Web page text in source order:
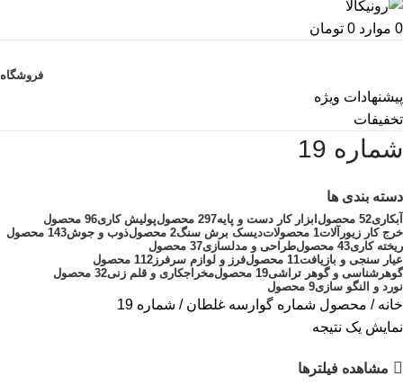
0 موارد 0 تومان
فروشگاه
پیشنهادات ویژه
تخفیفات
شماره 19
دسته بندی ها
آبکاری52 محصول ابزار کار دست و پایه297 محصول پولیش کاری96 محصول
خرج کار زیورآلات1 محصولات دیسک برش سنگ2 محصول ذوب و جوش143 محصول
ریخته کاری43 محصول طراحی و مدلسازی37 محصول
عیار سنجی و بازیافت11 محصول فرز و لوازم سرفرز 112 محصول
گوهرشناسی و گوهر تراشی19 محصول مخراجکاری و قلم زنی32 محصول
نورد و النگو سازی9 محصول
خانه محصول شماره گوارسه غلطان شماره 19
نمایش یک نتیجه
مشاهده فیلترها